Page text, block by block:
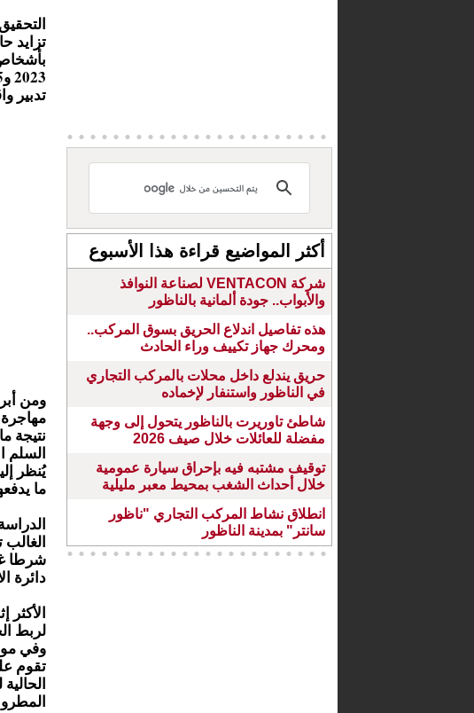
تزايد
تدبير
ومن
نتيجة
السلم
يُنظر
ما
شرطا
دائرة
لربط
وفي
تقوم
أكثر المواضيع قراءة هذا الأسبوع
شركة VENTACON لصناعة النوافذ
والأبواب.. جودة ألمانية بالناظور
هذه تفاصيل اندلاع الحريق بسوق المركب..
ومحرك جهاز تكييف وراء الحادث
حريق يندلع داخل محلات بالمركب التجاري
في الناظور واستنفار لإخماده
شاطئ تاوريرت بالناظور يتحول إلى وجهة
مفضلة للعائلات خلال صيف 2026
توقيف مشتبه فيه بإحراق سيارة عمومية
خلال أحداث الشغب بمحيط معبر مليلية
انطلاق نشاط المركب التجاري "ناظور
سانتر" بمدينة الناظور